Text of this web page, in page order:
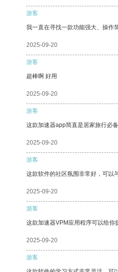
游客
我一直在寻找一款功能强大、操作
2025-09-20
游客
超棒啊 好用
2025-09-20
游客
这款加速器app简直是居家旅行必
2025-09-20
游客
这款软件的社区氛围非常好，可以
2025-09-20
游客
这款加速器VPM应用程序可以给你
2025-09-20
游客